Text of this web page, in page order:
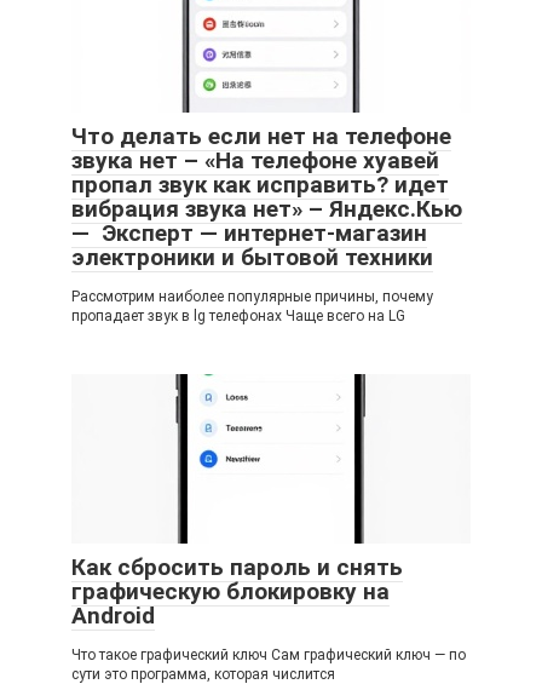
Что делать если нет на телефоне
звука нет – «На телефоне хуавей
пропал звук как исправить? идет
вибрация звука нет» – Яндекс.Кью
— Эксперт — интернет-магазин
электроники и бытовой техники
Рассмотрим наиболее популярные причины, почему
пропадает звук в lg телефонах Чаще всего на LG
Как сбросить пароль и снять
графическую блокировку на
Android
Что такое графический ключ Сам графический ключ — по
сути это программа, которая числится